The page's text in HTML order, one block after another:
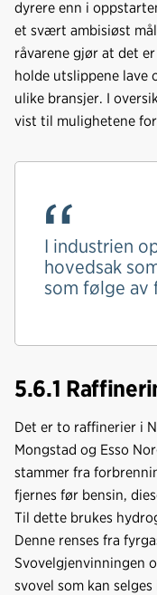
dyrere enn i
et svært ambisiøst
råvarene gjør at det
holde utslippene lave
ulike bransjer. I
vist til mulighetene
I industrien
hovedsak
som følge av
5.6.1
Det er to raffinerier i
Mongstad og Esso
stammer fra
fjernes før bensin,
Til dette brukes
Denne renses fra
Svovelgjenvinningen
svovel som kan